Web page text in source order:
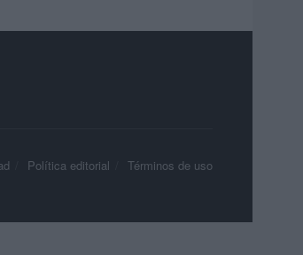
Política editorial Términos de uso